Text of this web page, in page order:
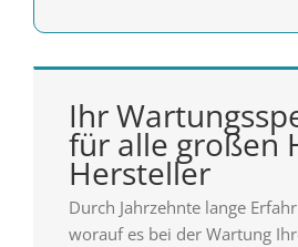
Ihr
für alle großen
Hersteller
Durch Jahrzehnte lange
worauf es bei der Wartung